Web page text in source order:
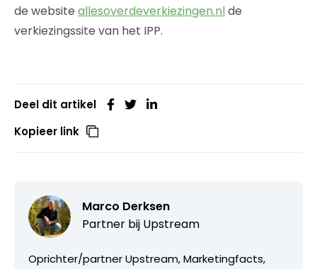
de website allesoverdeverkiezingen.nlde
verkiezingssite van het IPP.
Deel dit artikel
Kopieer link
Marco Derksen
Partner bij Upstream
Oprichter/partner Upstream, Marketingfacts,